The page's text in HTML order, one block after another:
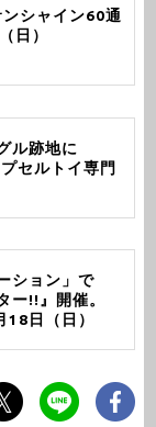
シャイン60通
日）
ル跡地に
セルトイ専門
ション」で
ー!!』開催。
日（日）